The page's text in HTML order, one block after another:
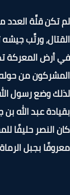
قلَّة العدد
ورتَّب جيشه
أرض المعركة
من
وضع رسول
عبد الله بن
النصر حليفًا
بجبل الرماة.